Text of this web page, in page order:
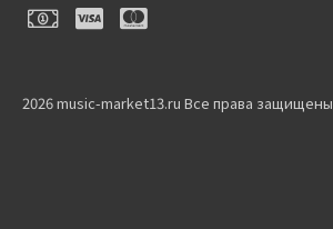
2026 music-market13.ru Все права защищены